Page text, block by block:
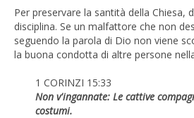
Per preservare la santità della Chiesa,
disciplina. Se un malfattore che non
seguendo la parola di Dio non viene
la buona condotta di altre persone
1 CORINZI 15:33
Non v'ingannate: Le cattive
costumi.